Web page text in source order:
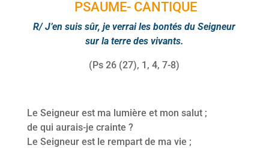
PSAUME- CANTIQUE
R/ J’en suis sûr, je verrai les bontés du Seigneur
sur la terre des vivants.
(Ps 26 (27), 1, 4, 7-8)
Le Seigneur est ma lumière et mon salut ;
de qui aurais-je crainte ?
Le Seigneur est le rempart de ma vie ;